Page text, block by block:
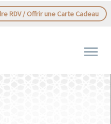
RDV / Offrir une Carte Cadeau